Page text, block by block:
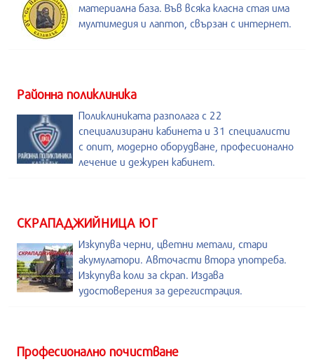
материална база. Във всяка класна стая има
мултимедия и лаптоп, свързан с интернет.
Районна поликлиника
Поликлиниката разполага с 22
специализирани кабинета и 31 специалисти
с опит, модерно оборудване, професионално
лечение и дежурен кабинет.
СКРАПАДЖИЙНИЦА ЮГ
Изкупува черни, цветни метали, стари
акумулатори. Авточасти втора употреба.
Изкупува коли за скрап. Издава
удостоверения за дерегистрация.
Професионално почистване